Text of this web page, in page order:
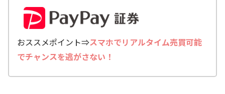
おススメポイント⇒スマホでリアルタイム売買可能
でチャンスを逃がさない！